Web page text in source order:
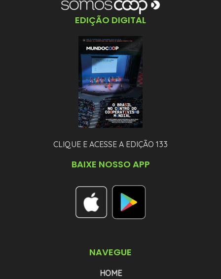
EDIÇÃO DIGITAL
CLIQUE E ACESSE A EDIÇÃO 133
BAIXE NOSSO APP
NAVEGUE
HOME